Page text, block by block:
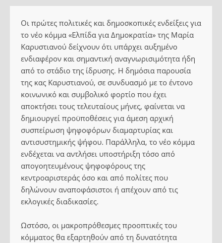
Οι πρώτες πολιτικές και δημοσκοπικές ενδείξεις για
το νέο κόμμα «Ελπίδα για Δημοκρατία» της Μαρία
Καρυστιανού δείχνουν ότι υπάρχει αυξημένο
ενδιαφέρον και σημαντική αναγνωρισιμότητα ήδη
από το στάδιο της ίδρυσης. Η δημόσια παρουσία
της κας Καρυστιανού, σε συνδυασμό με το έντονο
κοινωνικό και συμβολικό φορτίο που έχει
αποκτήσει τους τελευταίους μήνες, φαίνεται να
δημιουργεί προϋποθέσεις για άμεση αρχική
συσπείρωση ψηφοφόρων διαμαρτυρίας και
αντισυστημικής ψήφου. Παράλληλα, το νέο κόμμα
ενδέχεται να αντλήσει υποστήριξη τόσο από
απογοητευμένους ψηφοφόρους της
κεντροαριστεράς όσο και από πολίτες που
δηλώνουν αναποφάσιστοι ή απέχουν από τις
εκλογικές διαδικασίες.
Ωστόσο, οι μακροπρόθεσμες προοπτικές του
κόμματος θα εξαρτηθούν από τη δυνατότητα